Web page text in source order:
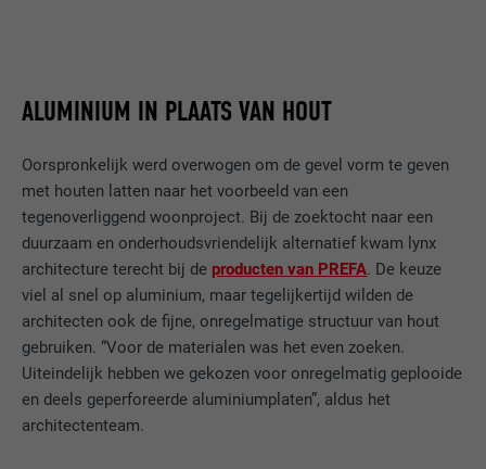
ALUMINIUM IN PLAATS VAN HOUT
Oorspronkelijk werd overwogen om de gevel vorm te geven
met houten latten naar het voorbeeld van een
tegenoverliggend woonproject. Bij de zoektocht naar een
duurzaam en onderhoudsvriendelijk alternatief kwam lynx
architecture terecht bij de producten van PREFA. De keuze
viel al snel op aluminium, maar tegelijkertijd wilden de
architecten ook de fijne, onregelmatige structuur van hout
gebruiken. “Voor de materialen was het even zoeken.
Uiteindelijk hebben we gekozen voor onregelmatig geplooide
en deels geperforeerde aluminiumplaten”, aldus het
architectenteam.